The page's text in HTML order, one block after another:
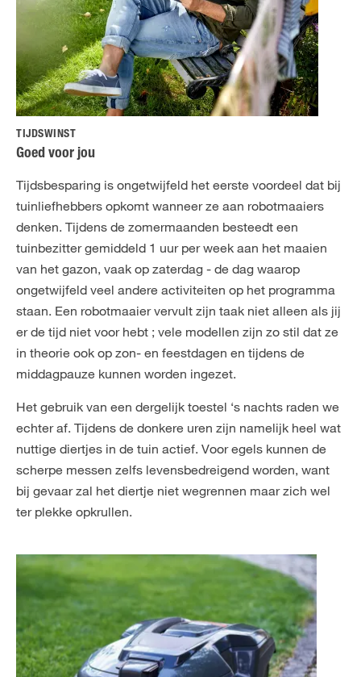
TIJDSWINST
Goed voor jou
Tijdsbesparing is ongetwijfeld het eerste voordeel dat bij
tuinliefhebbers opkomt wanneer ze aan robotmaaiers
denken. Tijdens de zomermaanden besteedt een
tuinbezitter gemiddeld 1 uur per week aan het maaien
van het gazon, vaak op zaterdag - de dag waarop
ongetwijfeld veel andere activiteiten op het programma
staan. Een robotmaaier vervult zijn taak niet alleen als jij
er de tijd niet voor hebt ; vele modellen zijn zo stil dat ze
in theorie ook op zon- en feestdagen en tijdens de
middagpauze kunnen worden ingezet.
Het gebruik van een dergelijk toestel ‘s nachts raden we
echter af. Tijdens de donkere uren zijn namelijk heel wat
nuttige diertjes in de tuin actief. Voor egels kunnen de
scherpe messen zelfs levensbedreigend worden, want
bij gevaar zal het diertje niet wegrennen maar zich wel
ter plekke opkrullen.